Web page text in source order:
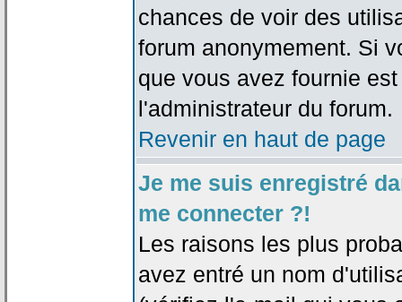
chances de voir des
forum anonymement. Si
que vous avez fournie
l'administrateur du forum.
Revenir en haut de page
Je me suis enregistré
me connecter ?!
Les raisons les plus
avez entré un nom